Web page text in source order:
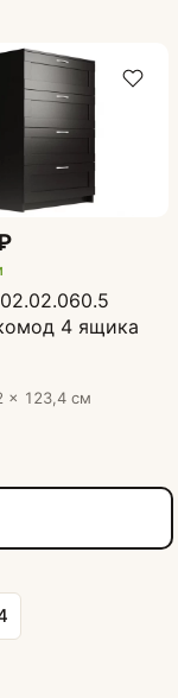
4 ящика
× 123,4 см